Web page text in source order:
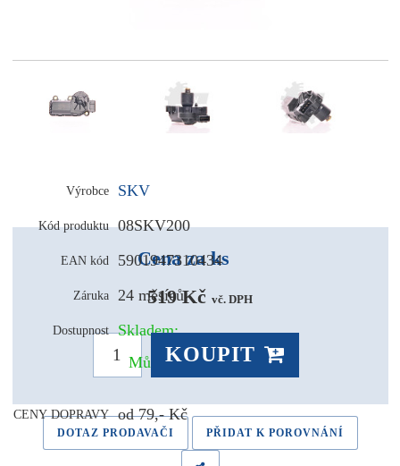
Výrobce SKV
Kód produktu 08SKV200
EAN kód 5901947310434
Záruka 24 měsíců
Dostupnost
Skladem:
Může být u Vás už pozítří
CENY DOPRAVY od 79,- Kč
Cena za ks
519 Kč vč. DPH
KOUPIT
DOTAZ PRODAVAČI PŘIDAT K POROVNÁNÍ